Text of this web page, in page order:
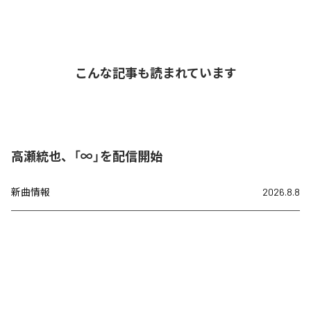
こんな記事も読まれています
高瀬統也、「∞」を配信開始
新曲情報 2026.8.8